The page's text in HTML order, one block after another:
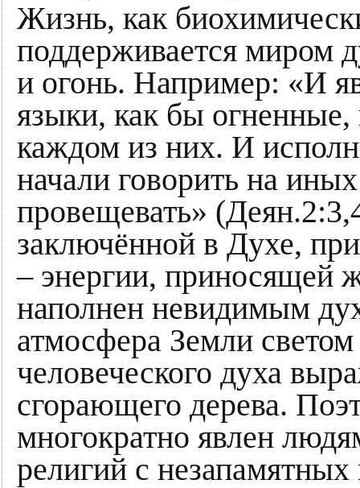
Жизнь, как
поддерживается миром
и огонь. Например: «И
языки, как бы
каждом из них. И
начали говорить на
провещевать»
заключённой в Духе,
– энергии, приносящей
наполнен невидимым
атмосфера Земли
человеческого духа
сгорающего дерева.
многократно явлен
религий с